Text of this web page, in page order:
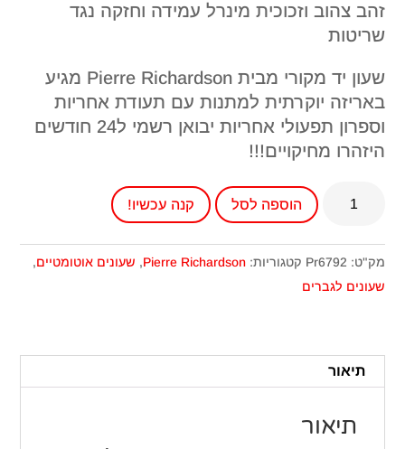
זהב צהוב וזכוכית מינרל עמידה וחזקה נגד
שריטות
שעון יד מקורי מבית Pierre Richardson מגיע
באריזה יוקרתית למתנות עם תעודת אחריות
וספרון תפעולי אחריות יבואן רשמי ל24 חודשים
היזהרו מחיקויים!!!
יד
אוטומטי
Pr6792
הוספה לסל קנה עכשיו!
מק"ט: Pr6792 קטגוריות:Pierre Richardson
, שעונים אוטומטיים,
שעונים לגברים
תיאור
תיאור